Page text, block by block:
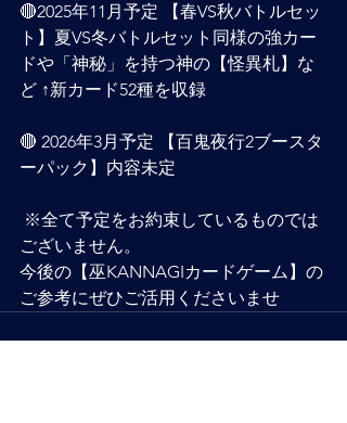
🔴2025年11月予定 【春VS秋バトルセッ
ト】夏VS冬バトルセット同様の強カー
ドや「️神秘」を持つ神の【怪異札】な
ど ↑新カード52種を収録
🔴 2026年3月予定 【百鬼夜行2ブースタ
ーパック】内容未定
※全て予定をお約束しているものでは
ございません。
今後の【巫KANNAGIカードゲーム】の
ご参考にぜひご活用くださいませ